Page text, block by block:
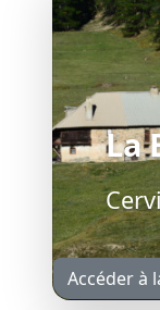
La
Accéder à